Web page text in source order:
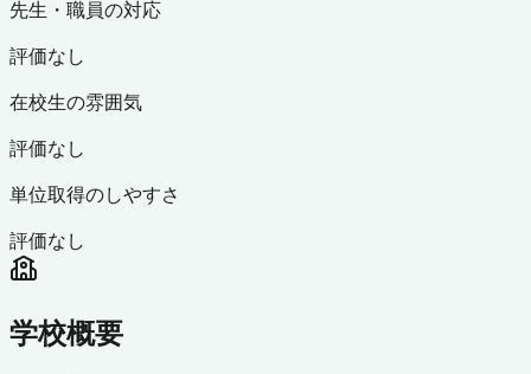
先生・職員の対応
評価なし
在校生の雰囲気
評価なし
単位取得のしやすさ
評価なし
学校概要